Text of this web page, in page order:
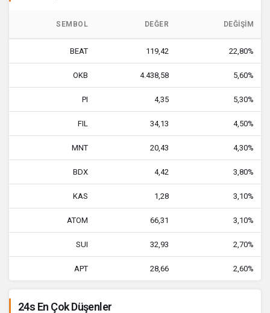
SEMBOL DEĞER DEĞIŞIM
BEAT 119,42 22,80%
OKB 4.438,58 5,60%
PI 4,35 5,30%
FIL 34,13 4,50%
MNT 20,43 4,30%
BDX 4,42 3,80%
KAS 1,28 3,10%
ATOM 66,31 3,10%
SUI 32,93 2,70%
APT 28,66 2,60%
24s En Çok Düşenler